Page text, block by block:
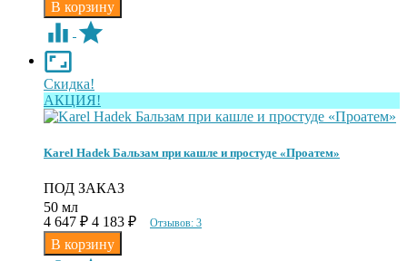
Скидка!
АКЦИЯ!
Karel Hadek Бальзам при кашле и простуде «Проатем»
ПОД ЗАКАЗ
50 мл
4 647 ₽ 4 183 ₽ Отзывов: 3